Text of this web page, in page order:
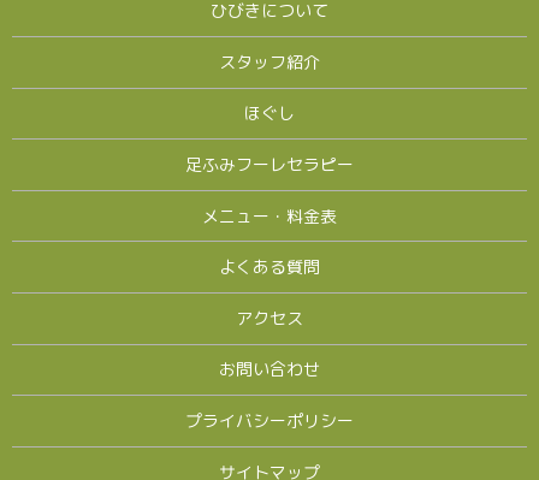
ひびきについて
スタッフ紹介
ほぐし
足ふみフーレセラピー
メニュー・料金表
よくある質問
アクセス
お問い合わせ
プライバシーポリシー
サイトマップ